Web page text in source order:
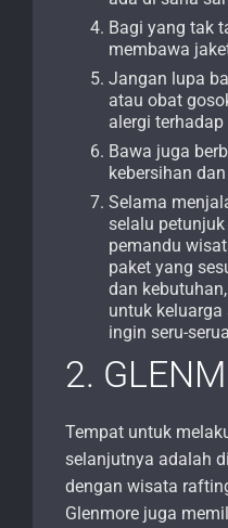
Bagi yang tak
membawa
Jangan lupa
atau obat
alergi
Bawa juga
kebersihan
Selama
selalu
pemandu
paket yang
dan
untuk
ingin seru-
2.
Tempat untuk
selanjutnya adalah
dengan wisata
Glenmore juga